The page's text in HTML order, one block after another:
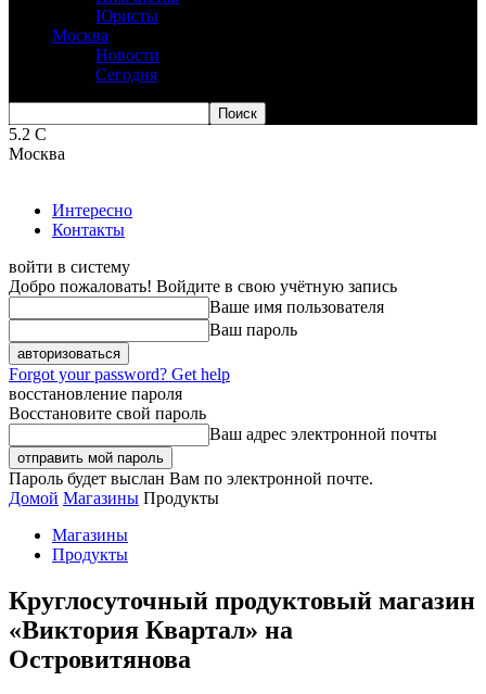
Юристы
Москва
Новости
Сегодня
5.2 C
Москва
Интересно
Контакты
войти в систему
Добро пожаловать! Войдите в свою учётную запись
Ваше имя пользователя
Ваш пароль
Forgot your password? Get help
восстановление пароля
Восстановите свой пароль
Ваш адрес электронной почты
Пароль будет выслан Вам по электронной почте.
Домой Магазины Продукты
Магазины
Продукты
Круглосуточный продуктовый магазин
«Виктория Квартал» на
Островитянова